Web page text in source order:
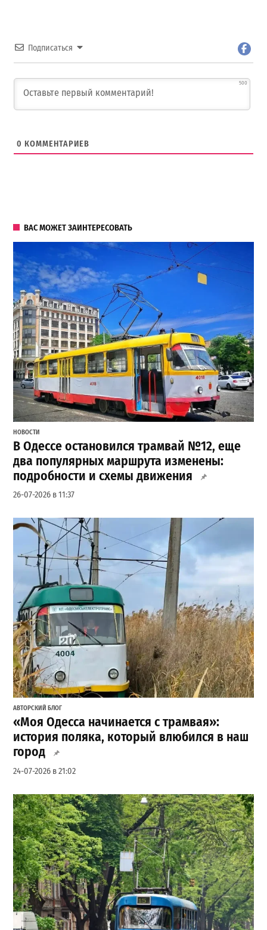
Подписаться
500
0 КОММЕНТАРИЕВ
ВАС МОЖЕТ ЗАИНТЕРЕСОВАТЬ
НОВОСТИ
В Одессе остановился трамвай №12, еще
два популярных маршрута изменены:
подробности и схемы движения
26-07-2026 в 11:37
АВТОРСКИЙ БЛОГ
«Моя Одесса начинается с трамвая»:
история поляка, который влюбился в наш
город
24-07-2026 в 21:02